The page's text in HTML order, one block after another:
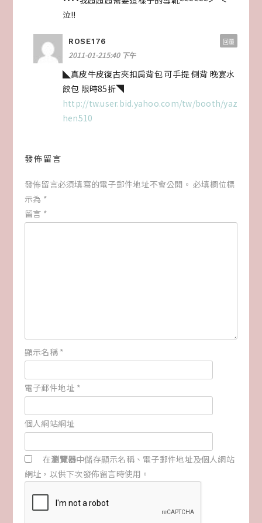
泣!!
ROSE176
2011-01-215:40 下午
◣真皮牛皮復古夾扣肩背包 可手提 側背 晚宴水
餃包 限時85折◥
http://tw.user.bid.yahoo.com/tw/booth/yaz
hen510
回覆
發佈留言
發佈留言必須填寫的電子郵件地址不會公開。 必填欄位標
示為 *
留言 *
顯示名稱 *
電子郵件地址 *
個人網站網址
在瀏覽器中儲存顯示名稱、電子郵件地址及個人網站
網址，以供下次發佈留言時使用。